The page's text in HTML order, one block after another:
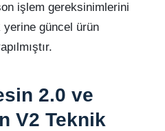
işlem gereksinimlerini
yerine güncel ürün
2.0 ve
V2 Teknik